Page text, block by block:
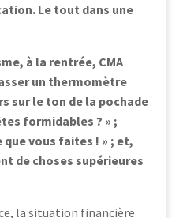
Le tout dans une
à la rentrée, CMA
un thermomètre
sur le ton de la pochade
formidables ? » ;
que vous faites ! » ; et,
de choses supérieures
la situation financière